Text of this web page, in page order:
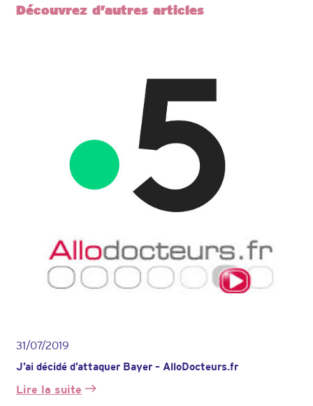
Découvrez d’autres articles
31/07/2019
J’ai décidé d’attaquer Bayer – AlloDocteurs.fr
Lire la suite
: